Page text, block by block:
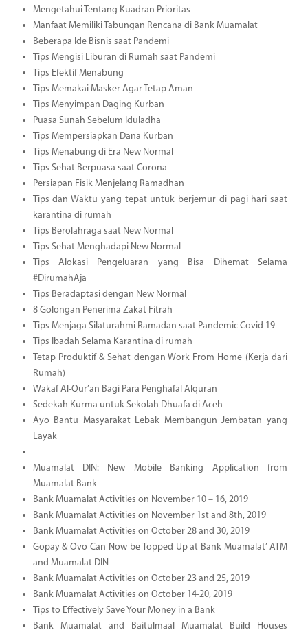
Mengetahui Tentang Kuadran Prioritas
Manfaat Memiliki Tabungan Rencana di Bank Muamalat
Beberapa Ide Bisnis saat Pandemi
Tips Mengisi Liburan di Rumah saat Pandemi
Tips Efektif Menabung
Tips Memakai Masker Agar Tetap Aman
Tips Menyimpan Daging Kurban
Puasa Sunah Sebelum Iduladha
Tips Mempersiapkan Dana Kurban
Tips Menabung di Era New Normal
Tips Sehat Berpuasa saat Corona
Persiapan Fisik Menjelang Ramadhan
Tips dan Waktu yang tepat untuk berjemur di pagi hari saat
karantina di rumah
Tips Berolahraga saat New Normal
Tips Sehat Menghadapi New Normal
Tips Alokasi Pengeluaran yang Bisa Dihemat Selama
#DirumahAja
Tips Beradaptasi dengan New Normal
8 Golongan Penerima Zakat Fitrah
Tips Menjaga Silaturahmi Ramadan saat Pandemic Covid 19
Tips Ibadah Selama Karantina di rumah
Tetap Produktif & Sehat dengan Work From Home (Kerja dari
Rumah)
Wakaf Al-Qur’an Bagi Para Penghafal Alquran
Sedekah Kurma untuk Sekolah Dhuafa di Aceh
Ayo Bantu Masyarakat Lebak Membangun Jembatan yang
Layak
Muamalat DIN: New Mobile Banking Application from
Muamalat Bank
Bank Muamalat Activities on November 10 – 16, 2019
Bank Muamalat Activities on November 1st and 8th, 2019
Bank Muamalat Activities on October 28 and 30, 2019
Gopay & Ovo Can Now be Topped Up at Bank Muamalat’ ATM
and Muamalat DIN
Bank Muamalat Activities on October 23 and 25, 2019
Bank Muamalat Activities on October 14-20, 2019
Tips to Effectively Save Your Money in a Bank
Bank Muamalat and Baitulmaal Muamalat Build Houses